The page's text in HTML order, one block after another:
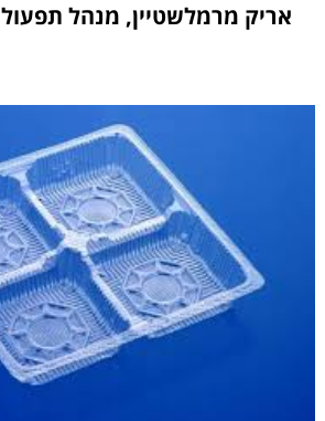
אריק מרמלשטיין, מנהל תפעול